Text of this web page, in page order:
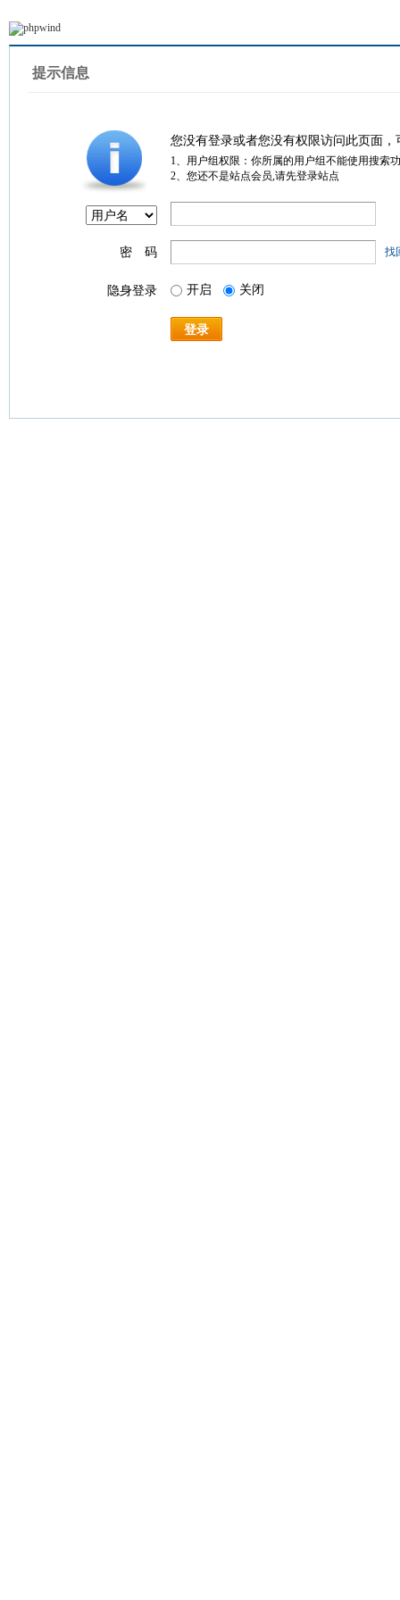
提示信息
您没有登录或者您没有权限访问此页面
1、用户组权限：你所属的用户组不能使用搜索
2、您还不是站点会员,请先登录站点
密 码 找
隐身登录 开启 关闭
登录